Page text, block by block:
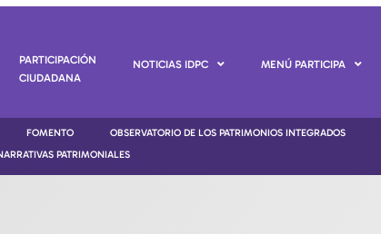
PARTICIPACIÓN
CIUDADANA
NOTICIAS IDPC MENÚ PARTICIPA
FOMENTO OBSERVATORIO DE LOS PATRIMONIOS INTEGRADOS
PATRIMONIALES